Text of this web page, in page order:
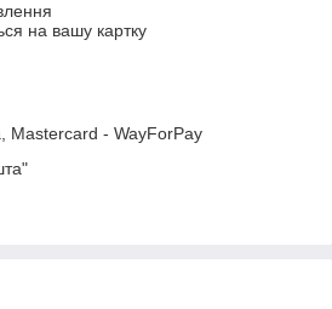
на вашу картку
Mastercard - WayForPay